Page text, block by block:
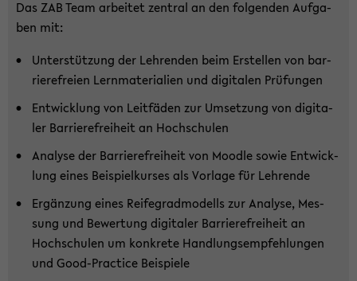
Das ZAB Team ar­bei­tet zen­tral an den fol­gen­den Auf­ga­
ben mit:
Un­ter­stüt­zung der Leh­ren­den beim Er­stel­len von bar­
rie­re­frei­en Lern­ma­te­ria­li­en und di­gi­ta­len Prü­fun­gen
Ent­wick­lung von Leit­fä­den zur Um­set­zung von di­gi­ta­
ler Bar­rie­re­frei­heit an Hoch­schu­len
Ana­ly­se der Bar­rie­re­frei­heit von Mood­le sowie Ent­wick­
lung eines Bei­spiel­kur­ses als Vor­la­ge für Leh­ren­de
Er­gän­zung eines Rei­fe­grad­mo­dells zur Ana­ly­se, Mes­
sung und Be­wer­tung di­gi­ta­ler Bar­rie­re­frei­heit an
Hoch­schu­len um kon­kre­te Hand­lungs­emp­feh­lun­gen
und Good-​Practice Bei­spie­le